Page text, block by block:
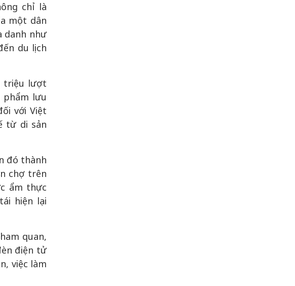
chỉ là
một dân
danh như
du lịch
triệu lượt
phẩm lưu
với Việt
từ di sản
đó thành
chợ trên
ẩm thực
hiện lại
quan,
điện tử
việc làm